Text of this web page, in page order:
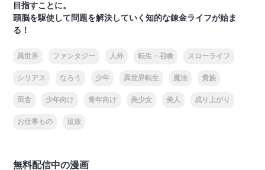
目指すことに。
頭脳を駆使して問題を解決していく知的な錬金ライフが始ま
る！
異世界 ファンタジー 人外 転生・召喚 スローライフ
シリアス なろう 少年 異世界転生 魔法 貴族
田舎 少年向け 青年向け 美少女 美人 成り上がり
お仕事もの 追放
無料配信中の漫画